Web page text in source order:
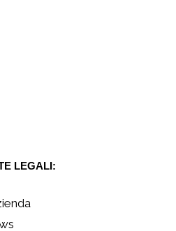
LEGALI: